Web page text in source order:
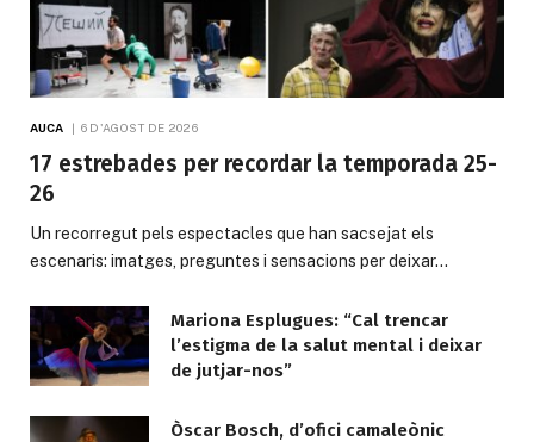
AUCA 6 D'AGOST DE 2026
17 estrebades per recordar la temporada 25-
26
Un recorregut pels espectacles que han sacsejat els
escenaris: imatges, preguntes i sensacions per deixar…
Mariona Esplugues: “Cal trencar
l’estigma de la salut mental i deixar
de jutjar-nos”
Òscar Bosch, d’ofici camaleònic